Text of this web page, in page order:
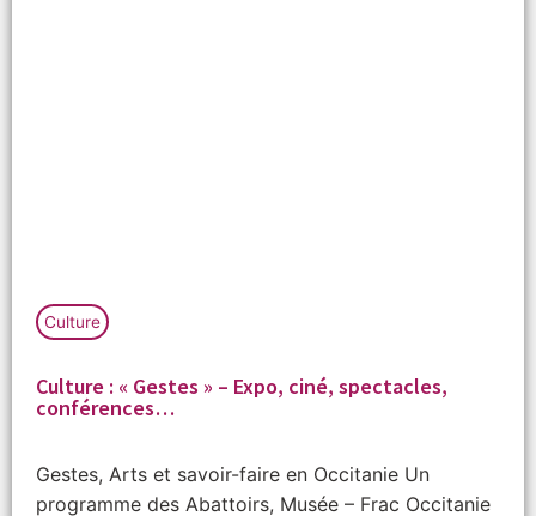
Culture
Culture : « Gestes » – Expo, ciné, spectacles,
conférences…
Gestes, Arts et savoir-faire en Occitanie Un
programme des Abattoirs, Musée – Frac Occitanie